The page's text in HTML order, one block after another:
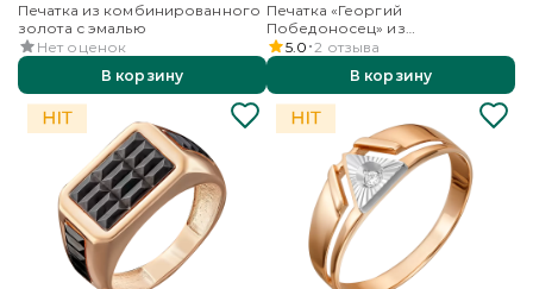
Печатка из комбинированного
золота с эмалью
Нет оценок
В корзину
Печатка «Георгий
Победоносец» из
комбинированного золота с
эмалью
5.0 2 отзыва
В корзину